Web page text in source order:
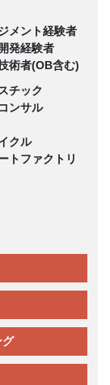
メント経験者
発経験者
術者(OB含む)
チック
ンサル
クル
トファクトリ
グ